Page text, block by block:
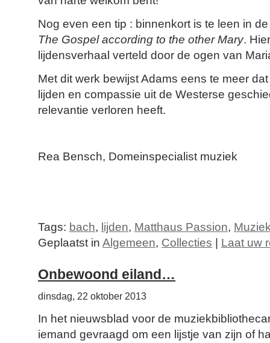
Nog even een tip : binnenkort is te leen in
The Gospel according to the other Mary.
lijdensverhaal verteld door de ogen van
Met dit werk bewijst Adams eens te meer
lijden en compassie uit de Westerse
relevantie verloren heeft.
Rea Bensch, Domeinspecialist muziek
Tags: bach, lijden, Matthaus Passion,
Geplaatst in Algemeen, Collecties Laat uw
Onbewoond eiland…
dinsdag, 22 oktober 2013
In het nieuwsblad voor de
iemand gevraagd om een lijstje van zijn of